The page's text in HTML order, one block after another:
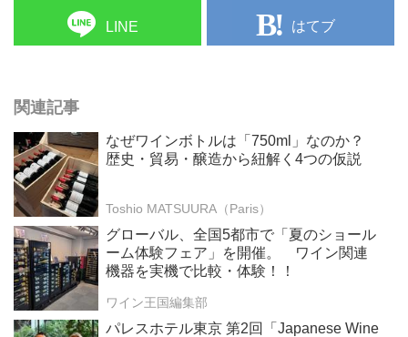
LINE はてブ
関連記事
なぜワインボトルは「750ml」なのか？
歴史・貿易・醸造から紐解く4つの仮説
Toshio MATSUURA（Paris）
グローバル、全国5都市で「夏のショール
ーム体験フェア」を開催。 ワイン関連
機器を実機で比較・体験！！
ワイン王国編集部
パレスホテル東京 第2回「Japanese Wine